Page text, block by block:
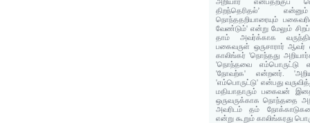
திறந்தெரிதல்’
நொந்ததறியாரையும்
வேண்டும்' என்று மேலும்
தாம் அவர்க்காக
பகைவருள் ஒருசாரார் ஆவர்
காலிங்கர் 'நொந்தது
'நொந்தவை எம்பொருட்டு
'நோவற்க' என்றனர்.
'எம்பொருட்டு' என்பது
மதியாதாரும் பகைவன்
ஒருவருக்காக நொந்ததை
அவரிடம் தம்
என்று கூறும் காலிங்கரது